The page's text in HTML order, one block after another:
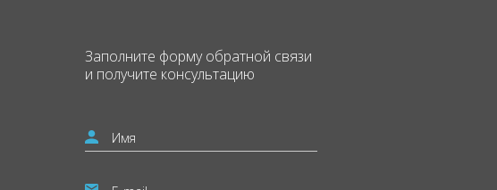
Заполните формуобратной связи
и получите консультацию